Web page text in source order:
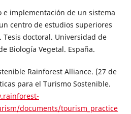
e implementación de un sistema
centro de estudios superiores
doctoral. Universidad de
Biología Vegetal. España.
Rainforest Alliance. (27 de
para el Turismo Sostenible.
documents/tourism_practice